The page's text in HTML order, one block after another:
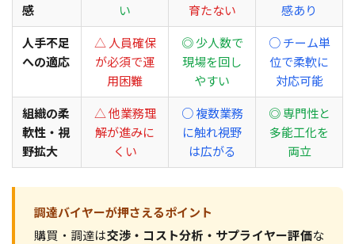
感
い
育たない
感あり
人手不足
への適応
△ 人員確保
が必須で運
用困難
◎ 少人数で
現場を回し
やすい
○ チーム単
位で柔軟に
対応可能
組織の柔
軟性・視
野拡大
△ 他業務理
解が進みに
くい
○ 複数業務
に触れ視野
は広がる
◎ 専門性と
多能工化を
両立
調達バイヤーが押さえるポイント
購買・調達は交渉・コスト分析・サプライヤー評価な